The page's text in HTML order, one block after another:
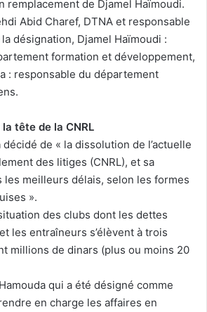
remplacement de Djamel Haïmoudi.
Abid Charef, DTNA et responsable
désignation, Djamel Haïmoudi :
formation et développement,
: responsable du département
tête de la CNRL
de « la dissolution de l’actuelle
des litiges (CNRL), et sa
les meilleurs délais, selon les formes
».
des clubs dont les dettes
les entraîneurs s’élèvent à trois
millions de dinars (plus ou moins 20
qui a été désigné comme
en charge les affaires en